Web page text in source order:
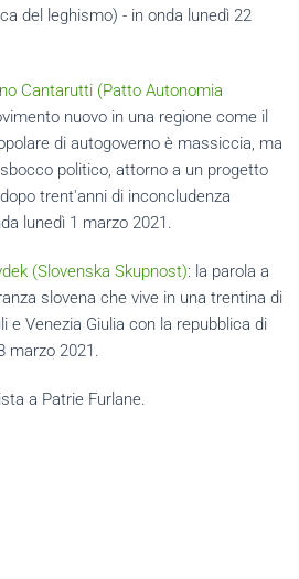
del leghismo) - in onda lunedì 22
Cantarutti (Patto Autonomia
nuovo in una regione come il
di autogoverno è massiccia, ma
politico, attorno a un progetto
trent'anni di inconcludenza
lunedì 1 marzo 2021.
(Slovenska Skupnost): la parola a
slovena che vive in una trentina di
e Venezia Giulia con la repubblica di
marzo 2021.
a Patrie Furlane.